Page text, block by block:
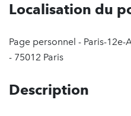
Localisation du
Page personnel - Paris-
- 75012 Paris
Description